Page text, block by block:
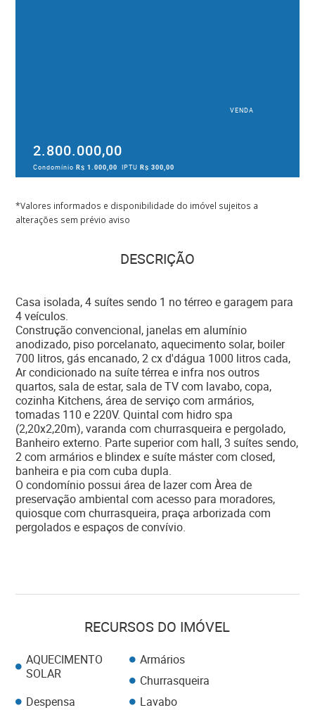
VENDA
2.800.000,00
CondomínioR$ 1.000,00 IPTUR$ 300,00
*Valores informados e disponibilidade do imóvel sujeitos a
alterações sem prévio aviso
DESCRIÇÃO
Casa isolada, 4 suítes sendo 1 no térreo e garagem para
4 veículos.
Construção convencional, janelas em alumínio
anodizado, piso porcelanato, aquecimento solar, boiler
700 litros, gás encanado, 2 cx d'dágua 1000 litros cada,
Ar condicionado na suíte térrea e infra nos outros
quartos, sala de estar, sala de TV com lavabo, copa,
cozinha Kitchens, área de serviço com armários,
tomadas 110 e 220V. Quintal com hidro spa
(2,20x2,20m), varanda com churrasqueira e pergolado,
Banheiro externo. Parte superior com hall, 3 suítes sendo,
2 com armários e blindex e suíte máster com closed,
banheira e pia com cuba dupla.
O condomínio possui área de lazer com Àrea de
preservação ambiental com acesso para moradores,
quiosque com churrasqueira, praça arborizada com
pergolados e espaços de convívio.
RECURSOS DO IMÓVEL
AQUECIMENTO
SOLAR
Armários
Churrasqueira
Despensa
Lavabo